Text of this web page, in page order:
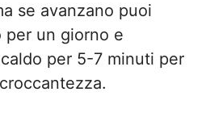
se avanzano puoi
per un giorno e
per 5-7 minuti per